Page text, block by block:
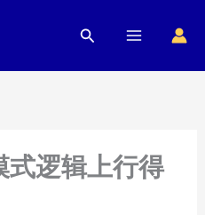
搜
式逻辑上行得